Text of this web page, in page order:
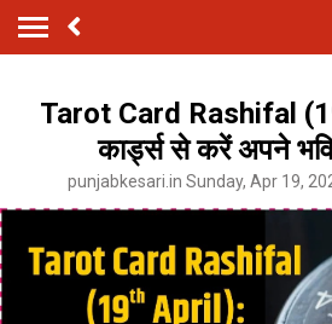
Tarot Card Rashifal
कार्ड्स से करें अपने
punjabkesari.in Sunday, Apr 19,